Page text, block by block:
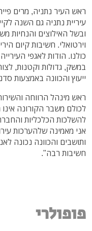
ראש העיר נתניה, מרים
עיריית נתניה גם השנה
ובשל האילוצים והנחיות
וירטואלי. חשיבות קיום
כולנו. הודות לאגפי
במשק, גדולות וקטנות,
ייעוץ והכוונה באמצעות
ראש מינהל הרווחה
לכולם משבר הקורונה
להשלכות הכלכליות
אני מאמינה שלהערכות
ותושבים והכוונה נכונה
חשיבות רבה".
פופולרי